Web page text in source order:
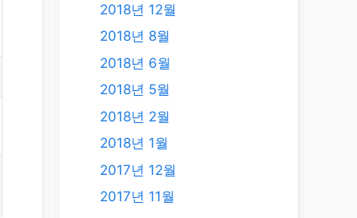
2018년 12월
2018년 8월
2018년 6월
2018년 5월
2018년 2월
2018년 1월
2017년 12월
2017년 11월